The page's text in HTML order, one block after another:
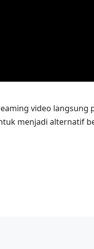
video langsung
menjadi alternatif